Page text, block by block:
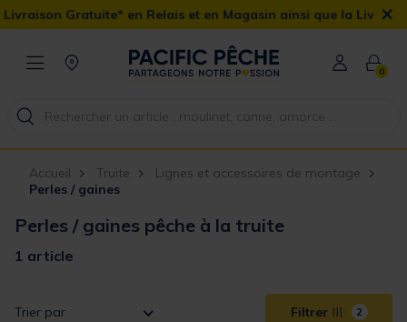
Gratuite* en Relais et en Magasin ainsi que la Livraison
×
0
Accueil Truite
Lignes et accessoires de montage
Perles / gaines
Perles / gaines pêche à la truite
1 article
Trier par Filtrer 2